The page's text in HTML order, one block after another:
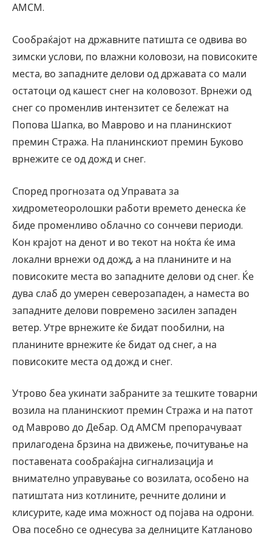
АМСМ.
Сообраќајот на државните патишта се одвива во
зимски услови, по влажни коловози, на повисоките
места, во западните делови од државата со мали
остатоци од кашест снег на коловозот. Врнежи од
снег со променлив интензитет се бележат на
Попова Шапка, во Маврово и на планинскиот
премин Стража. На планинскиот премин Буково
врнежите се од дожд и снег.
Според прогнозата од Управата за
хидрометеоролошки работи времето денеска ќе
биде променливо облачно со сончеви периоди.
Кон крајот на денот и во текот на ноќта ќе има
локални врнежи од дожд, а на планините и на
повисоките места во западните делови од снег. Ќе
дува слаб до умерен северозападен, а наместа во
западните делови повремено засилен западен
ветер. Утре врнежите ќе бидат пообилни, на
планините врнежите ќе бидат од снег, а на
повисоките места од дожд и снег.
Утрово беа укинати забраните за тешките товарни
возила на планинскиот премин Стража и на патот
од Маврово до Дебар. Од АМСМ препорачуваат
прилагодена брзина на движење, почитување на
поставената сообраќајна сигнализација и
внимателно управување со возилата, особено на
патиштата низ котлините, речните долини и
клисурите, каде има можност од појава на одрони.
Ова посебно се однесува за делниците Катланово